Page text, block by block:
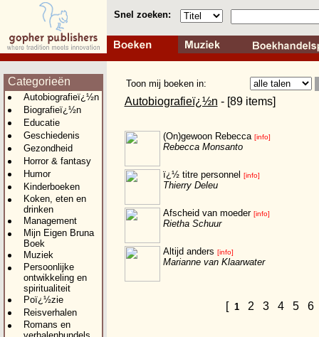
Snel zoeken:
Categorieën
Autobiografieï¿½n
Biografieï¿½n
Educatie
Geschiedenis
Gezondheid
Horror & fantasy
Humor
Kinderboeken
Koken, eten en
drinken
Management
Mijn Eigen Bruna
Boek
Muziek
Persoonlijke
ontwikkeling en
spiritualiteit
Poï¿½zie
Reisverhalen
Romans en
Toon mij boeken in:
Autobiografieï¿½n - [89 items]
(On)gewoon Rebecca [info]
Rebecca Monsanto
ï¿½ titre personnel [info]
Thierry Deleu
Afscheid van moeder [info]
Rietha Schuur
Altijd anders [info]
Marianne van Klaarwater
[ 1 2 3 4 5 6